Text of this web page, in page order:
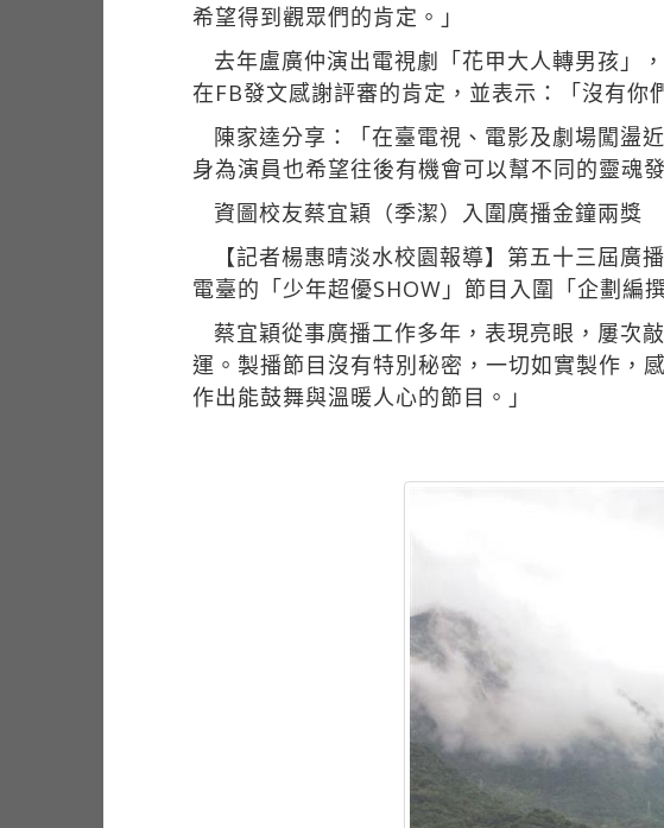
希望得到觀眾們的肯定。」
去年盧廣仲演出電視劇「花甲大人轉男孩」
在FB發文感謝評審的肯定，並表示：「沒有你
陳家逵分享：「在臺電視、電影及劇場闖盪
身為演員也希望往後有機會可以幫不同的靈魂
資圖校友蔡宜穎（季潔）入圍廣播金鐘兩獎
【記者楊惠晴淡水校園報導】第五十三屆
電臺的「少年超優SHOW」節目入圍「企劃編
蔡宜穎從事廣播工作多年，表現亮眼，屢次
運。製播節目沒有特別秘密，一切如實製作，
作出能鼓舞與溫暖人心的節目。」